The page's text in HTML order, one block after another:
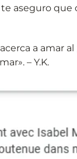
aseguro que
a amar
– Y.K.